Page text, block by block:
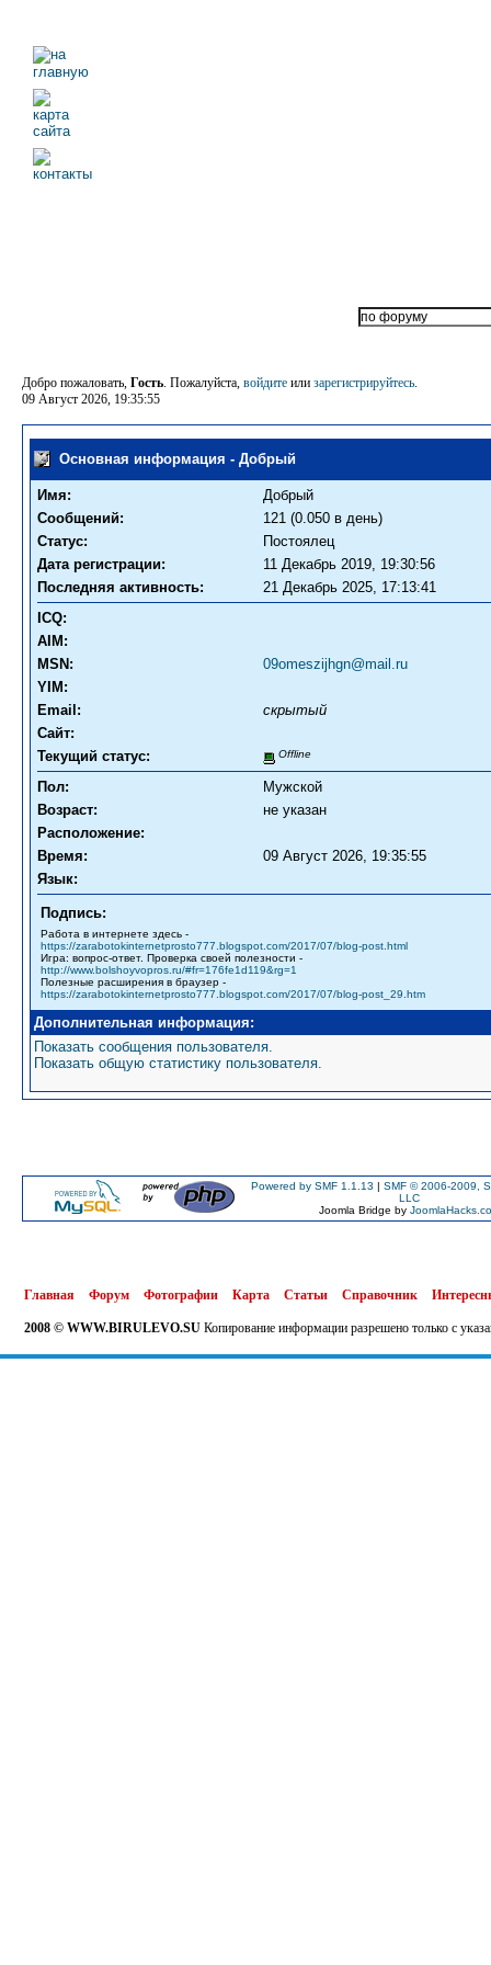
Добро пожаловать, Гость. Пожалуйста, войдите или зарегистрируйтесь.
09 Август 2026, 19:35:55
Основная информация - Добрый
Имя:
Добрый
Сообщений:
121 (0.050 в день)
Статус:
Постоялец
Дата регистрации:
11 Декабрь 2019, 19:30:56
Последняя активность:
21 Декабрь 2025, 17:13:41
ICQ:
AIM:
MSN:
09omeszijhgn@mail.ru
YIM:
Email:
скрытый
Сайт:
Текущий статус:
Offline
Пол:
Мужской
Возраст:
не указан
Расположение:
Время:
09 Август 2026, 19:35:55
Язык:
Подпись:
Работа в интернете здесь -
https://zarabotokinternetprosto777.blogspot.com/2017/07/blog-post.html
Игра: вопрос-ответ. Проверка своей полезности -
http://www.bolshoyvopros.ru/#fr=176fe1d119&rg=1
Полезные расширения в браузер -
https://zarabotokinternetprosto777.blogspot.com/2017/07/blog-post_29.htm
Дополнительная информация:
Показать сообщения пользователя.
Показать общую статистику пользователя.
Powered by SMF 1.1.13 | SMF © 2006-2009,
LLC
Joomla Bridge by
Главная Форум Фотографии Карта Статьи Справочник
2008 © WWW.BIRULEVO.SU Копирование информации разрешено только с